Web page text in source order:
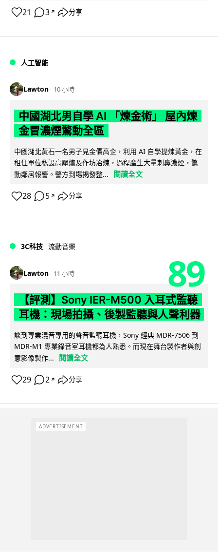
21 3 ↗ 分享
人工智能
Lawton 10 小時
中國湖北男自學 AI 「煉金術」 屋內煉
金冒濃煙驚動全區
中國湖北黃石一名男子見金價高企，利用 AI 自學提煉黃金，在
租住單位私設高壓爐及作坊冶煉，過程產生大量刺鼻濃煙，驚
動鄰居報警。警方到場揭發整...
閱讀全文
28 5 ↗ 分享
3C科技 流動音樂
Lawton 11 小時 89
【評測】Sony IER-M500 入耳式監聽
耳機：現場拍攝、後製監聽與人聲利器
談到專業混音專用的聲音監聽耳機，Sony 經典 MDR-7506 到
MDR-M1 專業錄音室耳機都為人熟悉。而現在舞台製作者與創
意影像製作...
閱讀全文
29 2 ↗ 分享
ADVERTISEMENT